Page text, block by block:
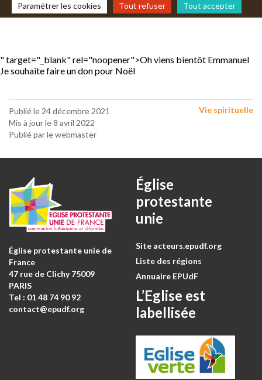
Paramétrer les cookies Tout refuser Tout accepter
" target="_blank" rel="noopener">Oh viens bientôt Emmanuel
Je souhaite faire un don pour Noël
Publié le 24 décembre 2021
Mis à jour le 8 avril 2022
Publié par le webmaster
Vie spirituelle
Église protestante unie de
France
47 rue de Clichy 75009
PARIS
Tel : 01 48 74 90 92
contact@epudf.org
Église
protestante
unie
Site acteurs.epudf.org
Liste des régions
Annuaire EPUdF
L’Eglise est
labellisée